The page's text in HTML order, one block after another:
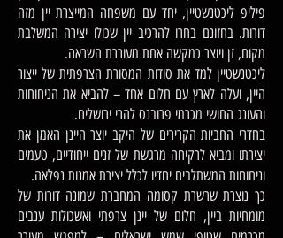
פיליפ ליכטנשטיין, יחד עם משפחה המייצרת יין מזה
דורות. בחזונם בחרו להרכיב יין שכולו יצירה המשלבת
מקום, זן ויוצר כמקשה אחת מעוררת השראה.
ליכטנשטיין למד את סודות המסורת הצרפתית של ייצור
היין, ועלה לארץ עם חלום אחד – להביא את הניחוחות
והעונג החושי מכרמי פרובנס להרי ירושלים.
בחדרי החביות הקרירים של היקב יוצר היינן האמן את
יצירתו ומביא לרקיחה מרגשת של זנים ייחודיים, טעמים
וניחוחות המשתלבים יחדיו לכלל יצירת אמנות נפלאה.
כך נוצרת שרשרת קסומה המחברת שמונה דורות של
מומחיות ביין, חלום של יינן צרפתי ואשכולות ענבים